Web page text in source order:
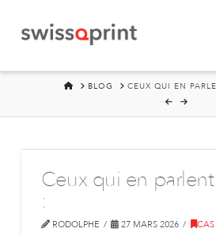
HOMEBLOG CEUX QUI EN
Ceux qui en
:
RODOLPHE 27 MARS 2026